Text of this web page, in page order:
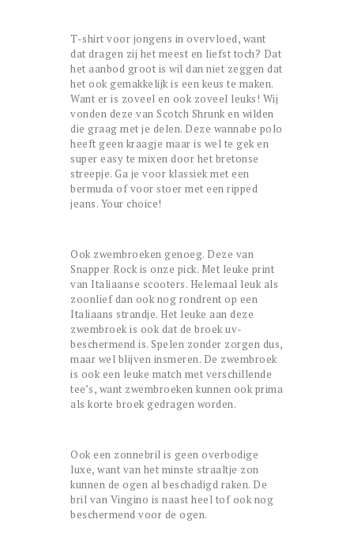
T-shirt voor jongens in overvloed, want
dat dragen zij het meest en liefst toch? Dat
het aanbod groot is wil dan niet zeggen dat
het ook gemakkelijk is een keus te maken.
Want er is zoveel en ook zoveel leuks! Wij
vonden deze van Scotch Shrunk en wilden
die graag met je delen. Deze wannabe polo
heeft geen kraagje maar is wel te gek en
super easy te mixen door het bretonse
streepje. Ga je voor klassiek met een
bermuda of voor stoer met een ripped
jeans. Your choice!
Ook zwembroeken genoeg. Deze van
Snapper Rock is onze pick. Met leuke print
van Italiaanse scooters. Helemaal leuk als
zoonlief dan ook nog rondrent op een
Italiaans strandje. Het leuke aan deze
zwembroek is ook dat de broek uv-
beschermend is. Spelen zonder zorgen dus,
maar wel blijven insmeren. De zwembroek
is ook een leuke match met verschillende
tee’s, want zwembroeken kunnen ook prima
als korte broek gedragen worden.
Ook een zonnebril is geen overbodige
luxe, want van het minste straaltje zon
kunnen de ogen al beschadigd raken. De
bril van Vingino is naast heel tof ook nog
beschermend voor de ogen.